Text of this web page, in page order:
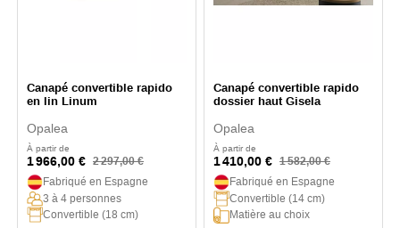
Canapé convertible rapido
en lin Linum
Opalea
À partir de
1 966,00 € 2 297,00 €
Fabriqué en Espagne
3 à 4 personnes
Convertible (18 cm)
Canapé convertible rapido
dossier haut Gisela
Opalea
À partir de
1 410,00 € 1 582,00 €
Fabriqué en Espagne
Convertible (14 cm)
Matière au choix